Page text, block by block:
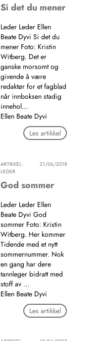
Si det du mener
Leder Leder Ellen
Beate Dyvi Si det du
mener Foto: Kristin
Witberg. Det er
ganske morsomt og
givende å være
redaktør for et fagblad
når innboksen stadig
innehol…
Ellen Beate Dyvi
Les artikkel
ARTIKKEL -
LEDER
21/06/2018
God sommer
Leder Leder Ellen
Beate Dyvi God
sommer Foto: Kristin
Witberg. Her kommer
Tidende med et nytt
sommernummer. Nok
en gang har dere
tannleger bidratt med
stoff av …
Ellen Beate Dyvi
Les artikkel